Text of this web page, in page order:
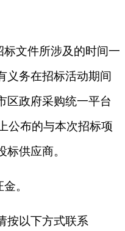
文件所涉及的时间一
义务在招标活动期间
区政府采购统一平台
公布的与本次招标项
供应商。
。
按以下方式联系